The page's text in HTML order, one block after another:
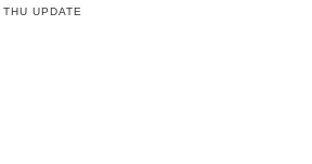
UPDATE